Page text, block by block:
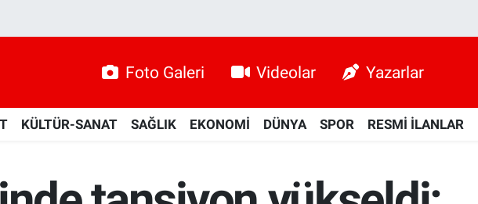
Foto Galeri Videolar Yazarlar
KÜLTÜR-SANAT SAĞLIK EKONOMİ DÜNYA SPOR RESMİ İLANLAR